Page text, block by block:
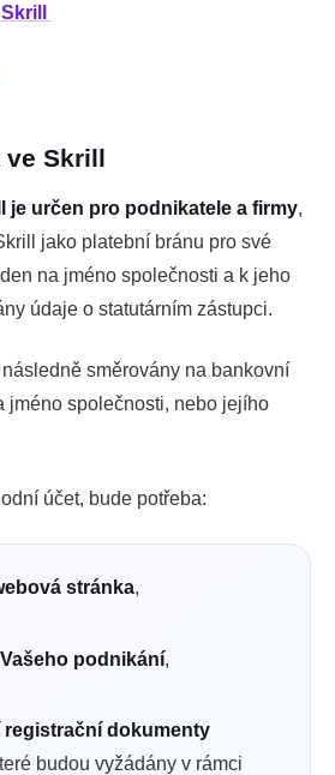
ve Skrill
je určen pro podnikatele a firmy,
jako platební bránu pro své
na jméno společnosti a k jeho
údaje o statutárním zástupci.
směrovány na bankovní
jméno společnosti, nebo jejího
účet, bude potřeba:
stránka,
podnikání,
registrační dokumenty
budou vyžádány v rámci